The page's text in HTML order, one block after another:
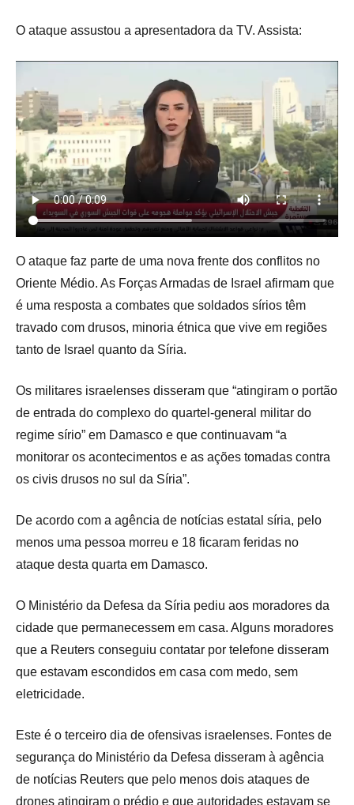
O ataque assustou a apresentadora da TV. Assista:
O ataque faz parte de uma nova frente dos conflitos no
Oriente Médio. As Forças Armadas de Israel afirmam que
é uma resposta a combates que soldados sírios têm
travado com drusos, minoria étnica que vive em regiões
tanto de Israel quanto da Síria.
Os militares israelenses disseram que “atingiram o portão
de entrada do complexo do quartel-general militar do
regime sírio” em Damasco e que continuavam “a
monitorar os acontecimentos e as ações tomadas contra
os civis drusos no sul da Síria”.
De acordo com a agência de notícias estatal síria, pelo
menos uma pessoa morreu e 18 ficaram feridas no
ataque desta quarta em Damasco.
O Ministério da Defesa da Síria pediu aos moradores da
cidade que permanecessem em casa. Alguns moradores
que a Reuters conseguiu contatar por telefone disseram
que estavam escondidos em casa com medo, sem
eletricidade.
Este é o terceiro dia de ofensivas israelenses. Fontes de
segurança do Ministério da Defesa disseram à agência
de notícias Reuters que pelo menos dois ataques de
drones atingiram o prédio e que autoridades estavam se